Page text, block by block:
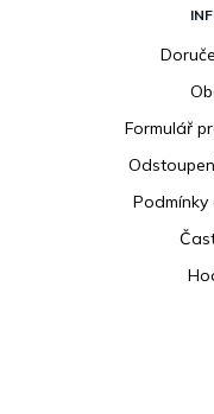
Formulář